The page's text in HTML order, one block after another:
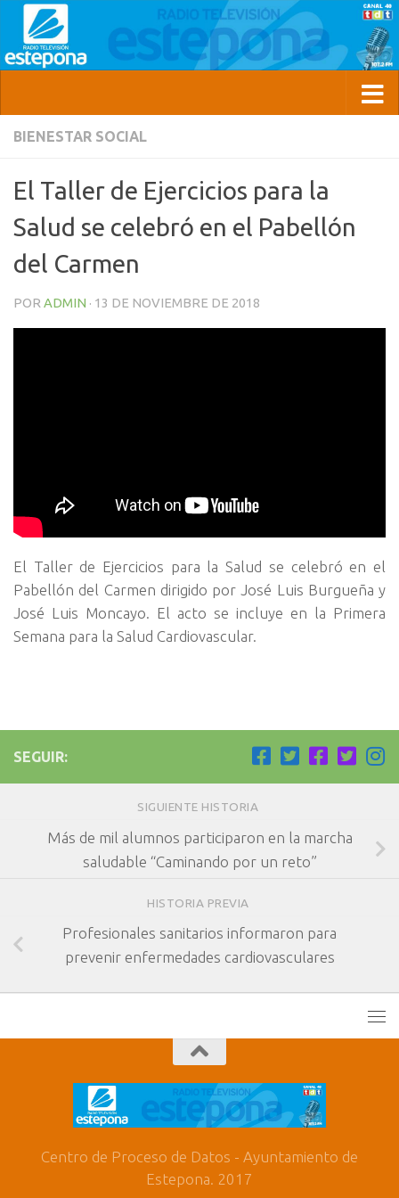
BIENESTAR SOCIAL
El Taller de Ejercicios para la
Salud se celebró en el Pabellón
del Carmen
POR ADMIN · 13 DE NOVIEMBRE DE 2018
El Taller de Ejercicios para la Salud se celebró en el
Pabellón del Carmen dirigido por José Luis Burgueña y
José Luis Moncayo. El acto se incluye en la Primera
Semana para la Salud Cardiovascular.
SEGUIR:
SIGUIENTE HISTORIA
Más de mil alumnos participaron en la marcha
saludable “Caminando por un reto”
HISTORIA PREVIA
Profesionales sanitarios informaron para
prevenir enfermedades cardiovasculares
Centro de Proceso de Datos - Ayuntamiento de
Estepona. 2017